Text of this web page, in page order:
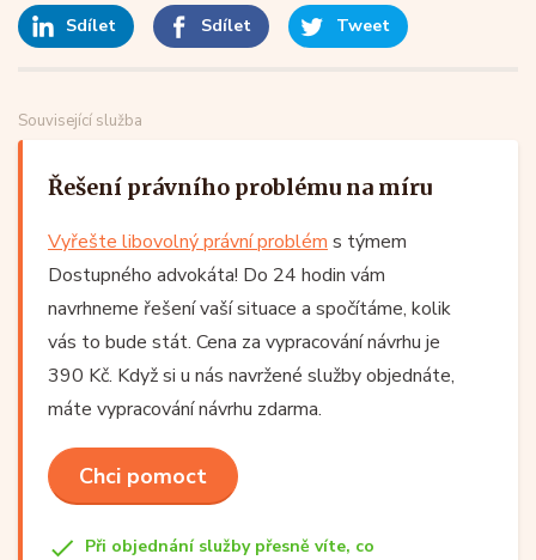
Sdílet Sdílet Tweet
Související služba
Řešení právního problému na míru
Vyřešte libovolný právní problém s týmem
Dostupného advokáta! Do 24 hodin vám
navrhneme řešení vaší situace a spočítáme, kolik
vás to bude stát. Cena za vypracování návrhu je
390 Kč. Když si u nás navržené služby objednáte,
máte vypracování návrhu zdarma.
Chci pomoct
Při objednání služby přesně víte, co